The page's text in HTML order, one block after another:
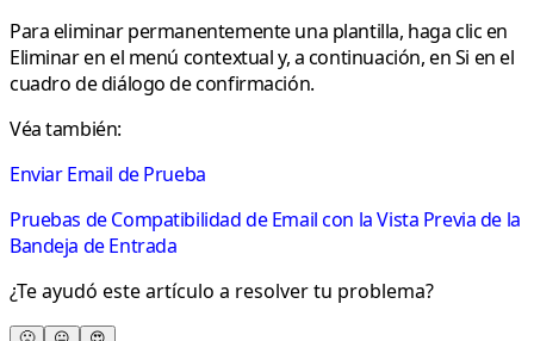
Para eliminarpermanentementeuna plantilla, haga clic en
Eliminaren el menú contextual y, a continuación, enSi en el
cuadro de diálogo de confirmación.
Véa también:
Enviar Email de Prueba
Pruebas de Compatibilidad de Email con la Vista Previa de la
Bandeja de Entrada
¿Te ayudó este artículo a resolver tu problema?